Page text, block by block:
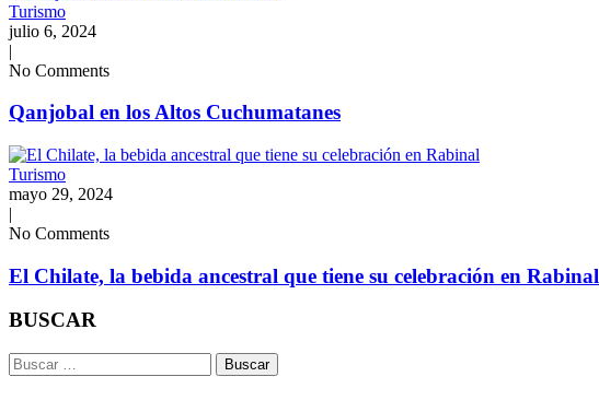
Turismo
julio 6, 2024
|
No Comments
Qanjobal en los Altos Cuchumatanes
Turismo
mayo 29, 2024
|
No Comments
El Chilate, la bebida ancestral que tiene su celebración en Rabinal
BUSCAR
Buscar: